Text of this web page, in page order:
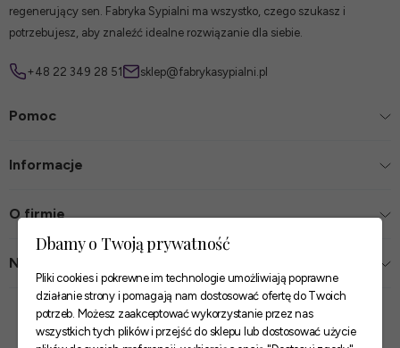
regenerujący sen. Fabryka Sypialni ma wszystko, czego szukasz i
potrzebujesz, aby znaleźć idealne rozwiązanie dla siebie.
+48 22 349 28 51 sklep@fabrykasypialni.pl
Pomoc
Informacje
O firmie
Nasze sklepy
Zaufane płatności
Dbamy o Twoją prywatność
Pliki cookies i pokrewne im technologie umożliwiają poprawne
działanie strony i pomagają nam dostosować ofertę do Twoich
potrzeb. Możesz zaakceptować wykorzystanie przez nas
wszystkich tych plików i przejść do sklepu lub dostosować użycie